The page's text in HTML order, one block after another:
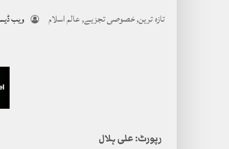
تازہ ترین,خصوصی تجزیے,عالم اسلام ویب
رپورٹ: علی ہلال